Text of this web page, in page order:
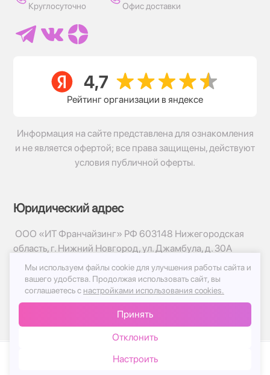
Круглосуточно Офис доставки
Рейтинг организации в яндексе
Информация на сайте представлена для ознакомления
и не является офертой; все права защищены, действуют
условия публичной оферты.
Юридический адрес
ООО «ИТ Франчайзинг» РФ 603148 Нижегородская
область, г. Нижний Новгород, ул. Джамбула, д. 30А
© 2017-2026г, База Цветов 24.ру
Политика конфиденциальности
Публичная оферта
Мы используем файлы cookie для улучшения работы сайта и
вашего удобства. Продолжая использовать сайт, вы
соглашаетесь с настройками использования cookies.
Принять
Отклонить
Настроить